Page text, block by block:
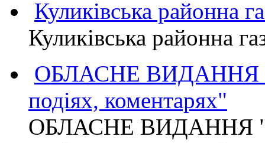
Куликівська районна
Куликівська районна
ОБЛАСНЕ ВИДАННЯ
подіях, коментарях"
ОБЛАСНЕ ВИДАННЯ